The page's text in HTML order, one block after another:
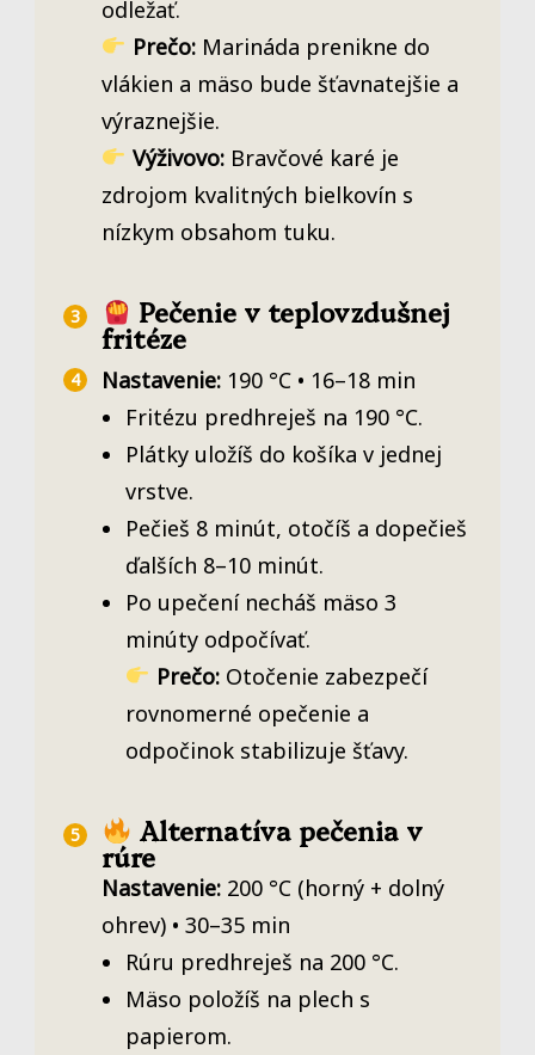
odležať.
Prečo:Marináda prenikne do
vlákien a mäso bude šťavnatejšie a
výraznejšie.
Výživovo:Bravčové karé je
zdrojom kvalitných bielkovín s
nízkym obsahom tuku.
Pečenie v teplovzdušnej
fritéze
Nastavenie: 190 °C • 16–18 min
Fritézu predhreješ na 190 °C.
Plátky uložíš do košíka v jednej
vrstve.
Pečieš 8 minút, otočíš a dopečieš
ďalších 8–10 minút.
Po upečení necháš mäso 3
minúty odpočívať.
Prečo:Otočenie zabezpečí
rovnomerné opečenie a
odpočinok stabilizuje šťavy.
Alternatíva pečenia v
rúre
Nastavenie: 200 °C (horný + dolný
ohrev) • 30–35 min
Rúru predhreješ na 200 °C.
Mäso položíš na plech s
papierom.